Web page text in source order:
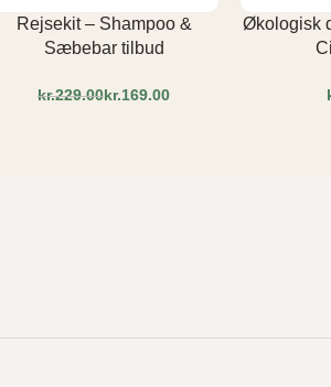
Rejsekit – Shampoo &
Sæbebar tilbud
kr.229.00kr.169.00
Økologisk